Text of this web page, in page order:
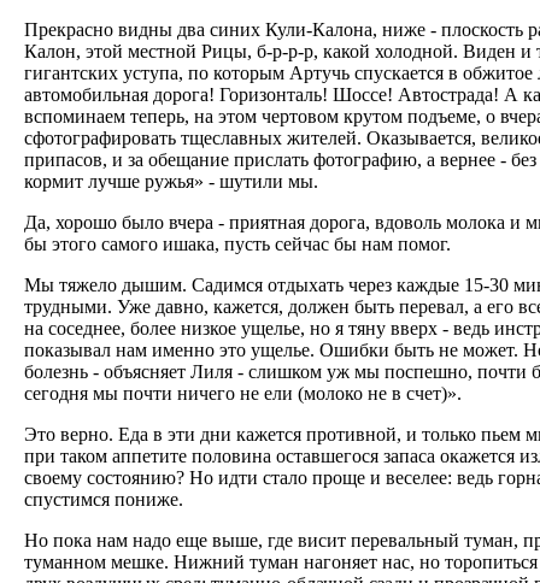
Прекрасно видны два синих Кули-Калона, ниже - плоскость
Калон, этой местной Рицы, б-p-p-p, какой холодной. Виден и
гигантских уступа, по которым Артучь спускается в
автомобильная дорога! Горизонталь! Шоссе! Автострада! А
вспоминаем теперь, на этом чертовом крутом подъеме, о
сфотографировать тщеславных жителей. Оказывается,
припасов, и за обещание прислать фотографию, а вернее -
кормит лучше ружья» - шутили мы.
Да, хорошо было вчера - приятная дорога, вдоволь молока и
бы этого самого ишака, пусть сейчас бы нам помог.
Мы тяжело дышим. Садимся отдыхать через каждые 15-30
трудными. Уже давно, кажется, должен быть перевал, а его
на соседнее, более низкое ущелье, но я тяну вверх - ведь
показывал нам именно это ущелье. Ошибки быть не может.
болезнь - объясняет Лиля - слишком уж мы поспешно, почти
сегодня мы почти ничего не ели (молоко не в счет)».
Это верно. Еда в эти дни кажется противной, и только пьем
при таком аппетите половина оставшегося запаса окажется
своему состоянию? Но идти стало проще и веселее: ведь
спустимся пониже.
Но пока нам надо еще выше, где висит перевальный туман,
туманном мешке. Нижний туман нагоняет нас, но